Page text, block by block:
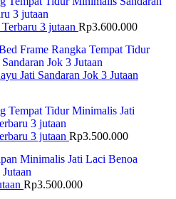
3 jutaan Rp3.600.000
Jati Sandaran Jok 3 Jutaan
3 jutaan Rp3.500.000
Rp3.500.000